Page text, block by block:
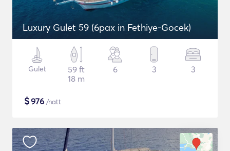
Luxury Gulet 59 (6pax in Fethiye-Gocek)
Gulet
59 ft
18 m
6 3 3
$976 /natt